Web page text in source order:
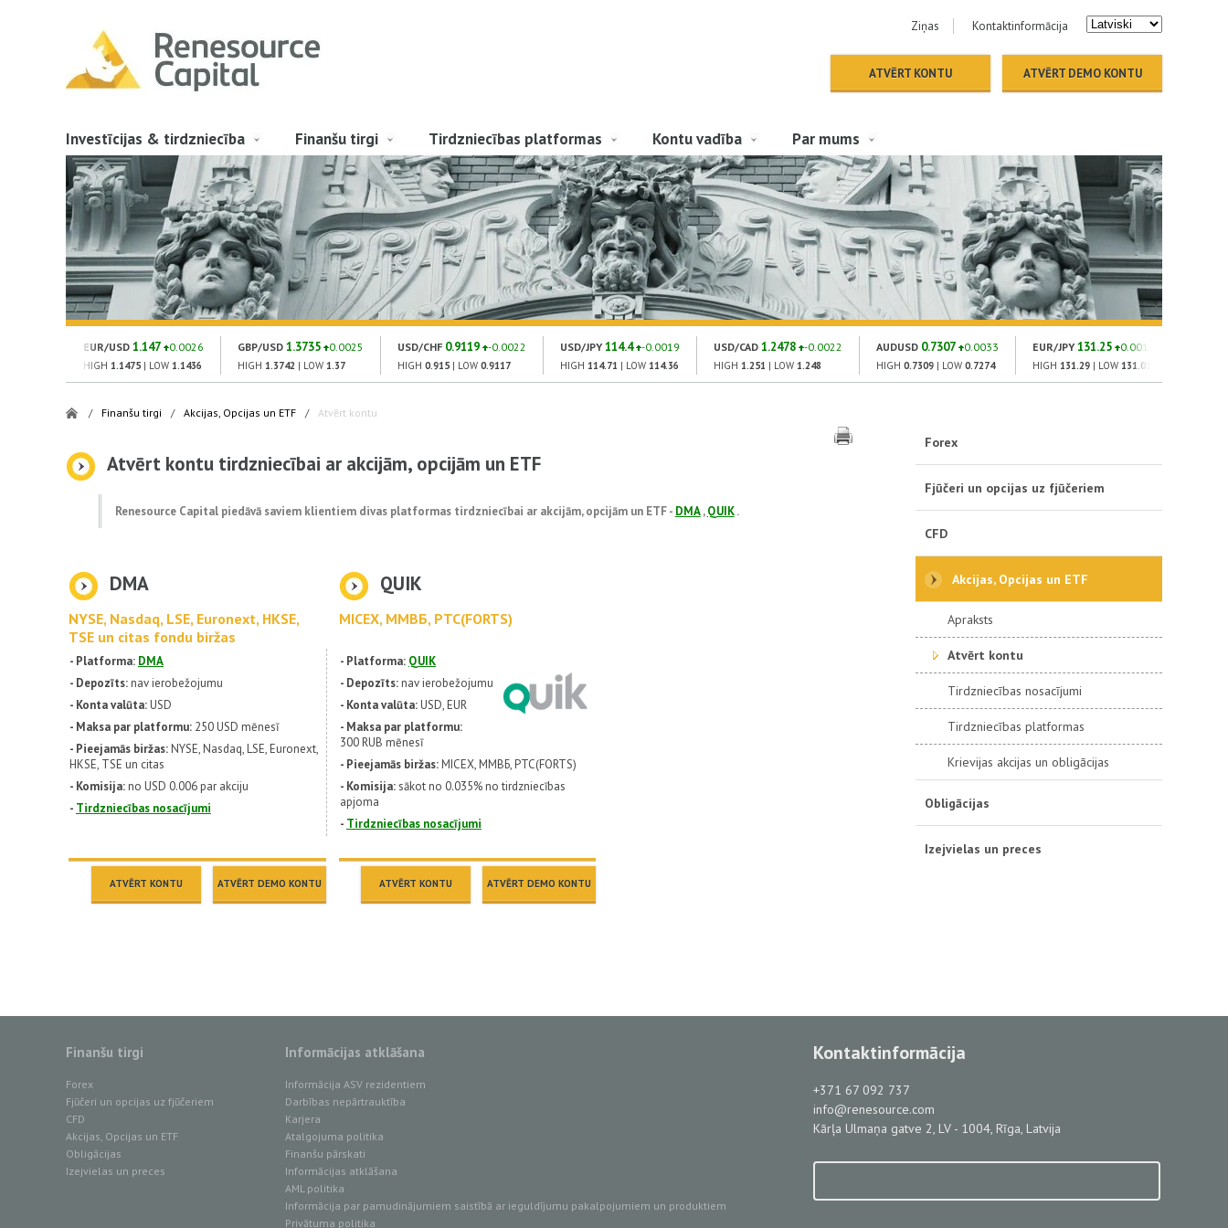
Ziņas Kontaktinformācija
ATVĒRT KONTU ATVĒRT DEMO KONTU
Investīcijas & tirdzniecība Finanšu tirgi Tirdzniecības platformas Kontu vadība Par mums
EUR/USD 1.147 0.0026
HIGH 1.1475 | LOW 1.1436
GBP/USD 1.3735 0.0025
HIGH 1.3742 | LOW 1.37
USD/CHF 0.9119 -0.0022
HIGH 0.915 | LOW 0.9117
USD/JPY 114.4 -0.0019
HIGH 114.71 | LOW 114.36
USD/CAD 1.2478 -0.0022
HIGH 1.251 | LOW 1.248
AUDUSD 0.7307 0.0033
HIGH 0.7309 | LOW 0.7274
EUR/JPY 131.25 0.001
HIGH 131.29 | LOW 131.01
/ Finanšu tirgi / Akcijas, Opcijas un ETF / Atvērt kontu
Forex
Fjūčeri un opcijas uz fjūčeriem
CFD
Akcijas, Opcijas un ETF
Apraksts
Atvērt kontu
Tirdzniecības nosacījumi
Tirdzniecības platformas
Krievijas akcijas un obligācijas
Obligācijas
Izejvielas un preces
Atvērt kontu tirdzniecībai ar akcijām, opcijām un ETF
Renesource Capital piedāvā saviem klientiem divas platformas tirdzniecībai ar akcijām, opcijām un ETF - DMA,QUIK.
DMA
NYSE, Nasdaq, LSE, Euronext, HKSE,
TSE un citas fondu biržas
QUIK
MICEX, ММВБ, РТС(FORTS)
- Platforma: DMA
- Depozīts:nav ierobežojumu
- Konta valūta:USD
- Maksa par platformu: 250 USD mēnesī
- Pieejamās biržas:NYSE, Nasdaq, LSE, Euronext,
HKSE, TSE un citas
- Komisija:no USD 0.006 par akciju
- Tirdzniecības nosacījumi
- Platforma: QUIK
- Depozīts:nav ierobežojumu
- Konta valūta:USD, EUR
- Maksa par platformu:
300 RUB mēnesī
- Pieejamās biržas:MICEX, ММВБ, РТС(FORTS)
- Komisija:sākot no 0.035% no tirdzniecības
apjoma
- Tirdzniecības nosacījumi
ATVĒRT KONTU ATVĒRT DEMO KONTU ATVĒRT KONTU ATVĒRT DEMO KONTU
Kontaktinformācija
+371 67 092 737
info@renesource.com
Kārļa Ulmaņa gatve 2, LV - 1004, Rīga, Latvija
Finanšu tirgi
Forex
Fjūčeri un opcijas uz fjūčeriem
CFD
Akcijas, Opcijas un ETF
Obligācijas
Izejvielas un preces
Informācijas atklāšana
Informācija ASV rezidentiem
Darbības nepārtrauktība
Karjera
Atalgojuma politika
Finanšu pārskati
Informācijas atklāšana
AML politika
Informācija par pamudinājumiem saistībā ar ieguldījumu pakalpojumiem un produktiem
Privātuma politika